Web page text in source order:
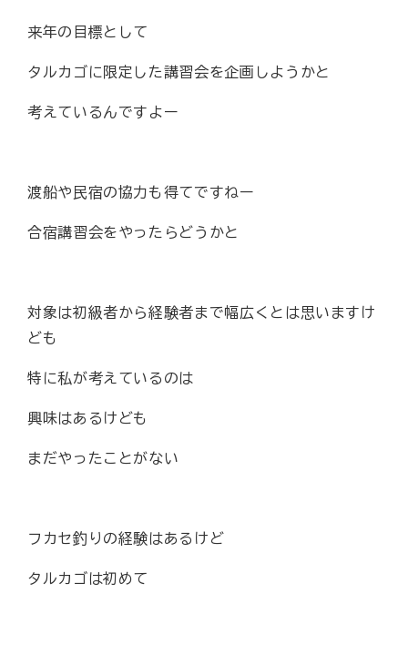
来年の目標として
タルカゴに限定した講習会を企画しようかと
考えているんですよー
渡船や民宿の協力も得てですねー
合宿講習会をやったらどうかと
対象は初級者から経験者まで幅広くとは思いますけ
ども
特に私が考えているのは
興味はあるけども
まだやったことがない
フカセ釣りの経験はあるけど
タルカゴは初めて